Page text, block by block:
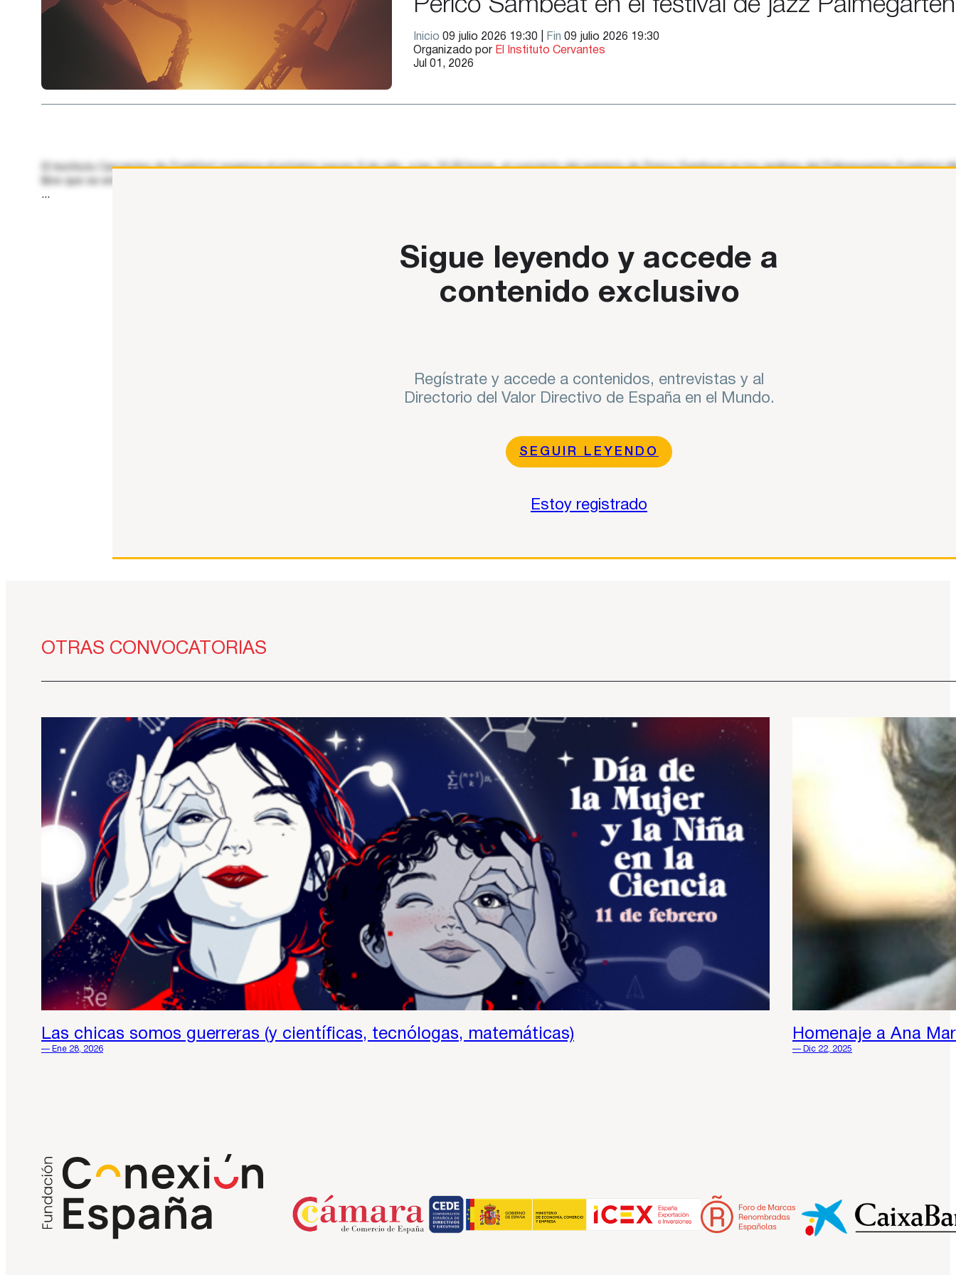
Perico Sambeat en el festival de jazz Palmegarten
Inicio 09 julio 2026 19:30 | Fin 09 julio 2026 19:30
Organizado por El Instituto Cervantes
Jul 01, 2026
El Instituto Cervantes de Frankfurt organiza el próximo jueves 9 de julio, a las 19:30 horas, el concierto del quinteto de Perico Sambeat en los jardines del Palmengarten Frankfurt
...
Sigue leyendo y accede a
contenido exclusivo
Regístrate y accede a contenidos, entrevistas y al
Directorio del Valor Directivo de España en el Mundo.
SEGUIR LEYENDO
Estoy registrado
OTRAS CONVOCATORIAS
Las chicas somos guerreras (y científicas, tecnólogas, matemáticas)
— Ene 28, 2026
Homenaje a Ana
— Dic 22, 2025